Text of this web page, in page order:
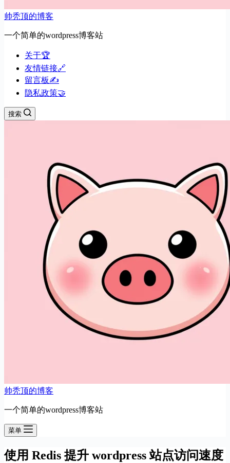
帅秃顶的博客
一个简单的wordpress博客站
关于🏆
友情链接🔗
留言板✍️
隐私政策🤝
搜索
帅秃顶的博客
一个简单的wordpress博客站
菜单
使用 Redis 提升 wordpress 站点访问速度